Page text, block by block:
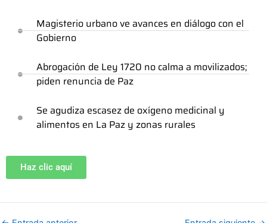
Magisterio urbano ve avances en diálogo con el
Gobierno
Abrogación de Ley 1720 no calma a movilizados;
piden renuncia de Paz
Se agudiza escasez de oxígeno medicinal y
alimentos en La Paz y zonas rurales
Haz clic aquí